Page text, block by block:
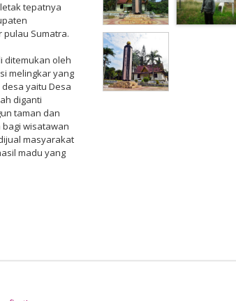
tepatnya
pulau Sumatra.
ditemukan oleh
melingkar yang
yaitu Desa
diganti
taman dan
wisatawan
masyarakat
madu yang